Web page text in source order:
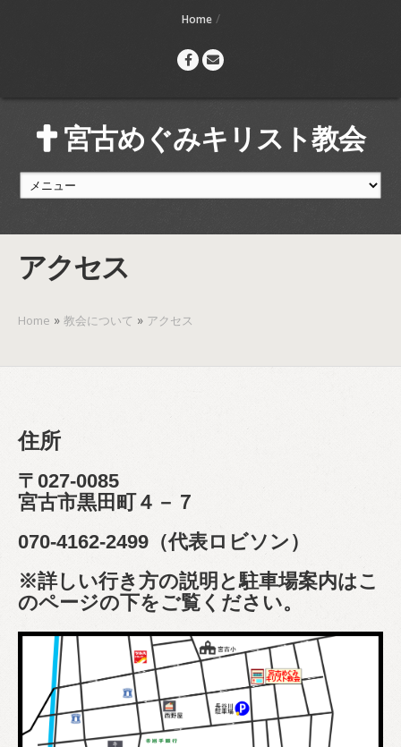
Home/
宮古めぐみキリスト教会
アクセス
Home » 教会について » アクセス
住所
〒027-0085
宮古市黒田町４－７
070-4162-2499（代表ロビソン）
※詳しい行き方の説明と駐車場案内はこ
のページの下をご覧ください。